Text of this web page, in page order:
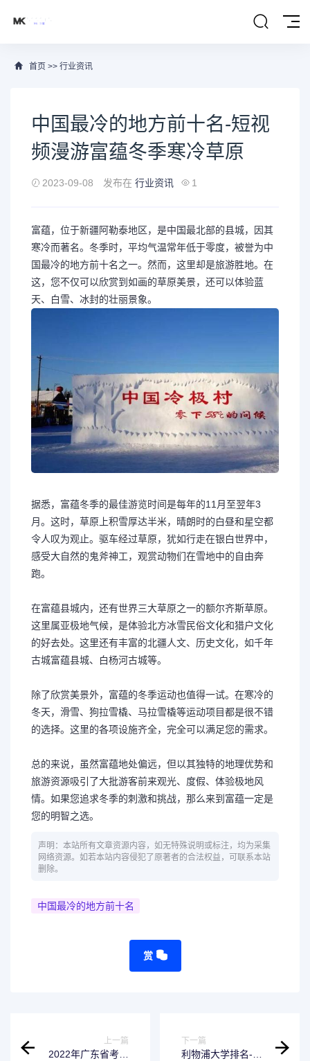
首页 >> 行业资讯
中国最冷的地方前十名-短视
频漫游富蕴冬季寒冷草原
2023-09-08 发布在 行业资讯 1
富蕴，位于新疆阿勒泰地区，是中国最北部的县城，因其
寒冷而著名。冬季时，平均气温常年低于零度，被誉为中
国最冷的地方前十名之一。然而，这里却是旅游胜地。在
这，您不仅可以欣赏到如画的草原美景，还可以体验蓝
天、白雪、冰封的壮丽景象。
据悉，富蕴冬季的最佳游览时间是每年的11月至翌年3
月。这时，草原上积雪厚达半米，晴朗时的白昼和星空都
令人叹为观止。驱车经过草原，犹如行走在银白世界中，
感受大自然的鬼斧神工，观赏动物们在雪地中的自由奔
跑。
在富蕴县城内，还有世界三大草原之一的额尔齐斯草原。
这里属亚极地气候，是体验北方冰雪民俗文化和猎户文化
的好去处。这里还有丰富的北疆人文、历史文化，如千年
古城富蕴县城、白杨河古城等。
除了欣赏美景外，富蕴的冬季运动也值得一试。在寒冷的
冬天，滑雪、狗拉雪橇、马拉雪橇等运动项目都是很不错
的选择。这里的各项设施齐全，完全可以满足您的需求。
总的来说，虽然富蕴地处偏远，但以其独特的地理优势和
旅游资源吸引了大批游客前来观光、度假、体验极地风
情。如果您追求冬季的刺激和挑战，那么来到富蕴一定是
您的明智之选。
声明：本站所有文章资源内容，如无特殊说明或标注，均为采集
网络资源。如若本站内容侵犯了原著者的合法权益，可联系本站
删除。
中国最冷的地方前十名
赏
上一篇
2022年广东省考时
下一篇
利物浦大学排名-有